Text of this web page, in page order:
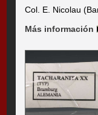
Col. E. Nicolau
Más información